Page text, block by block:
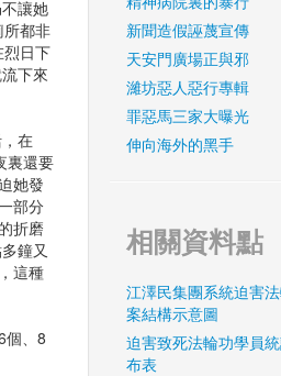
讓她
都非
日下
下來
在
裏還要
她發
部分
折磨
鐘又
這種
個、8
新聞造假誣蔑宣傳
天安門廣場正與邪
濰坊惡人惡行專輯
罪惡馬三家大曝光
伸向海外的黑手
相關資料點
江澤民集團系統迫害
案結構示意圖
迫害致死法輪功學員
布表